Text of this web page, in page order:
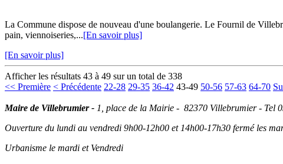
La Commune dispose de nouveau d'une boulangerie. Le Fournil de
pain, viennoiseries,...[En savoir plus]
[En savoir plus]
Afficher les résultats 43 à 49 sur un total de 338
<< Première < Précédente 22-28 29-35 36-42 43-49 50-56 57-63 64-70
Maire de Villebrumier - 1, place de la Mairie - 82370 Villebrumier - Tel
Ouverture du lundi au vendredi 9h00-12h00 et 14h00-17h30 fermé les
Urbanisme le mardi et Vendredi